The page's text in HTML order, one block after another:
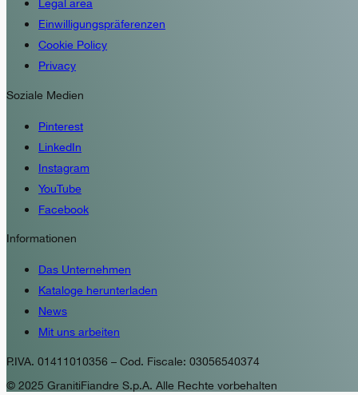
Legal area
Einwilligungspräferenzen
Cookie Policy
Privacy
Soziale Medien
Pinterest
LinkedIn
Instagram
YouTube
Facebook
Informationen
Das Unternehmen
Kataloge herunterladen
News
Mit uns arbeiten
P.IVA. 01411010356 – Cod. Fiscale: 03056540374
© 2025 GranitiFiandre S.p.A. Alle Rechte vorbehalten